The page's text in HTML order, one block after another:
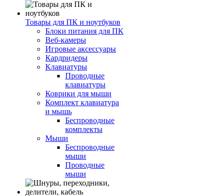
Товары для ПК и ноутбуков
Блоки питания для ПК
Веб-камеры
Игровые аксессуары
Кардридеры
Клавиатуры
Проводные
клавиатуры
Коврики для мыши
Комплект клавиатура
и мышь
Беспроводные
комплекты
Мыши
Беспроводные
мыши
Проводные
мыши